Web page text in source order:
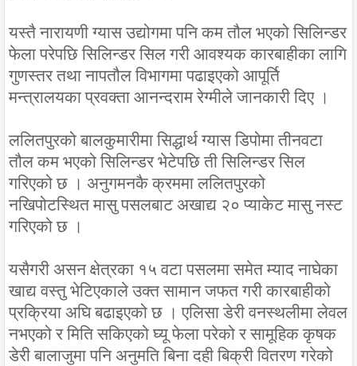
यस्तै नारायणी ग्यास उद्योगमा पनि कम तौल भएको सिलिन्डर
फेला परेपछि सिलिन्डर सिल गरी आवश्यक कारबाहीका लागि
गुणस्तर तथा नापतौल विभागमा पढाइएको आपूर्ति
मन्त्रालयका प्रवक्ता आनन्दराम रेग्मीले जानकारी दिए ।
ललितपुरको बालकुमारीमा सिद्धार्थ ग्यास डिपोमा तीनवटा
तौल कम भएको सिलिन्डर भेटेपछि ती सिलिन्डर सिल
गरिएको छ । अनुगमनकै क्रममा ललितपुरको
नखिपोटस्थित मासु पसलबाट अखाद्य २० प्याकेट मासु नस्ट
गरिएको छ ।
यसैगरी असन क्षेत्रका १५ वटा पसलमा समेत म्याद नाघेका
खाद्य वस्तु भेटिएकाले उक्त सामान जफत गरी कारबाहीको
प्रक्रिया अघि बढाइएको छ । एलिसा डेरी वनस्थलीमा लेवल
नभएको र मिति सकिएको घ्यू फेला परेको र सामूहिक कृषक
डेरी बालाजुमा पनि अनुमति बिना दही बिक्री वितरण गरेको